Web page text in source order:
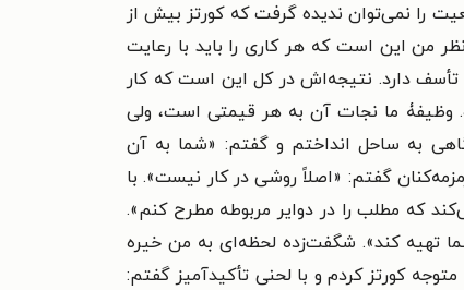
را نمی‌توان ندیده گرفت که کورتز بیش از
من این است که هر کاری را باید با رعایت
دارد. نتیجه‌اش در کل این است که کار
وظیفۀ ما نجات آن به هر قیمتی است، ولی
به ساحل انداختم و گفتم: «شما به آن
گفتم: «اصلاً روشی در کار نیست». با
که مطلب را در دوایر مربوطه مطرح کنم».
تهیه کند». شگفت‌زده لحظه‌ای به من خیره
کورتز کردم و با لحنی تأکیدآمیز گفتم: